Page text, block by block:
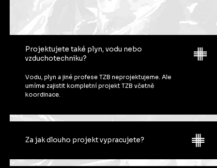
Projektujete také plyn, vodu nebo
vzduchotechniku?
Vodu, plyn a jiné profese TZB neprojektujeme. Ale
umíme zajistit kompletní projekt TZB včetně
koordinace.
Za jak dlouho projekt vypracujete?
Každý projekt je specificky – bytový dům o 20 jednotkách